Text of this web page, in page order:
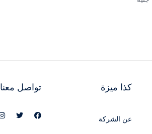
كذا ميزة
عن الشركة
تواصل معنا